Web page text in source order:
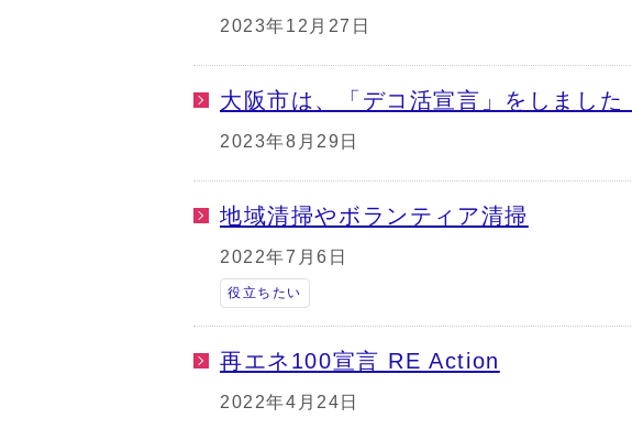
2023年12月27日
大阪市は、「デコ活宣言」をしました
2023年8月29日
地域清掃やボランティア清掃
2022年7月6日
役立ちたい
再エネ100宣言 RE Action
2022年4月24日